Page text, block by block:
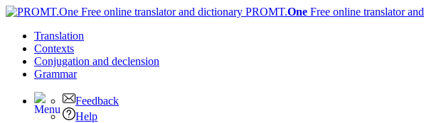
PROMT.One Free online translator
Translation
Contexts
Conjugation and declension
Grammar
Feedback
Help